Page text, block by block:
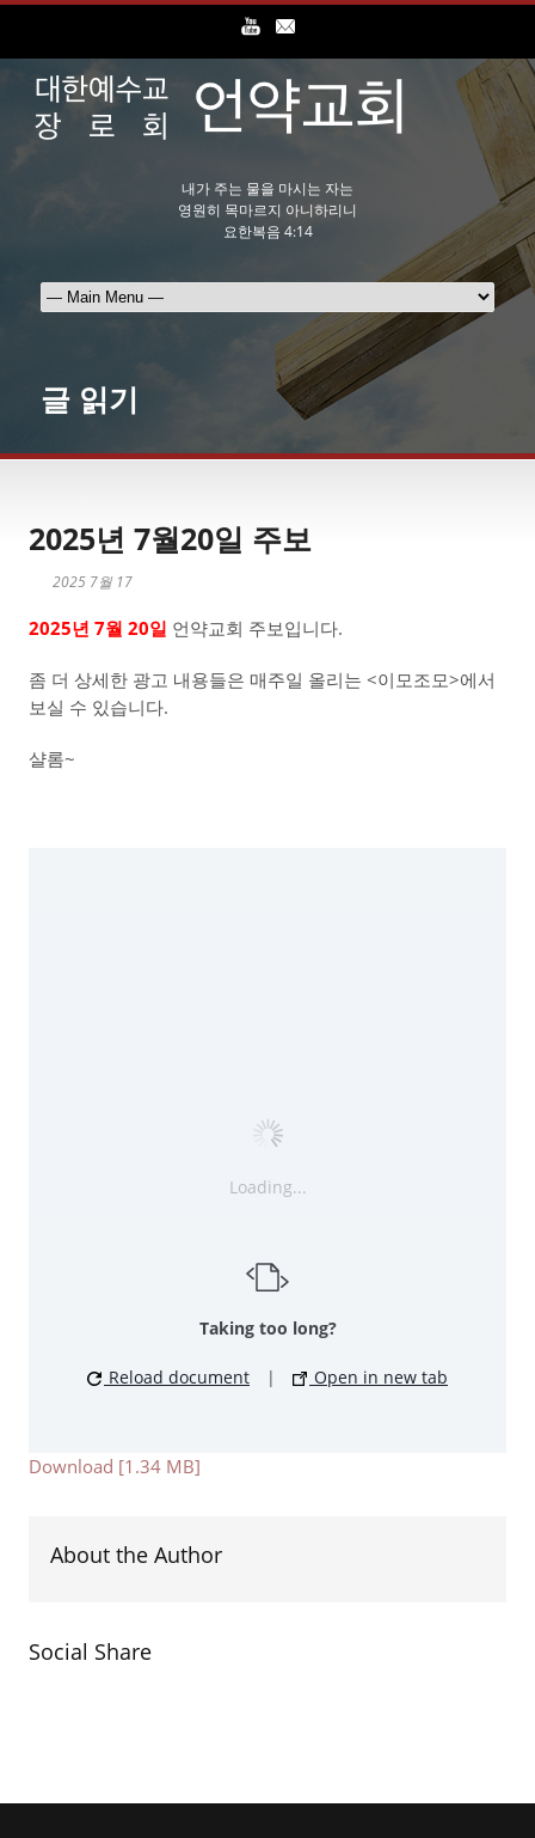
내가 주는 물을 마시는 자는
영원히 목마르지 아니하리니
요한복음 4:14
글 읽기
2025년 7월20일 주보
2025 7월 17
2025년 7월 20일 언약교회 주보입니다.
좀 더 상세한 광고 내용들은 매주일 올리는 <이모조모>에서
보실 수 있습니다.
샬롬~
Loading...
Taking too long?
Reload document | Open in new tab
Download [1.34 MB]
About the Author
Social Share